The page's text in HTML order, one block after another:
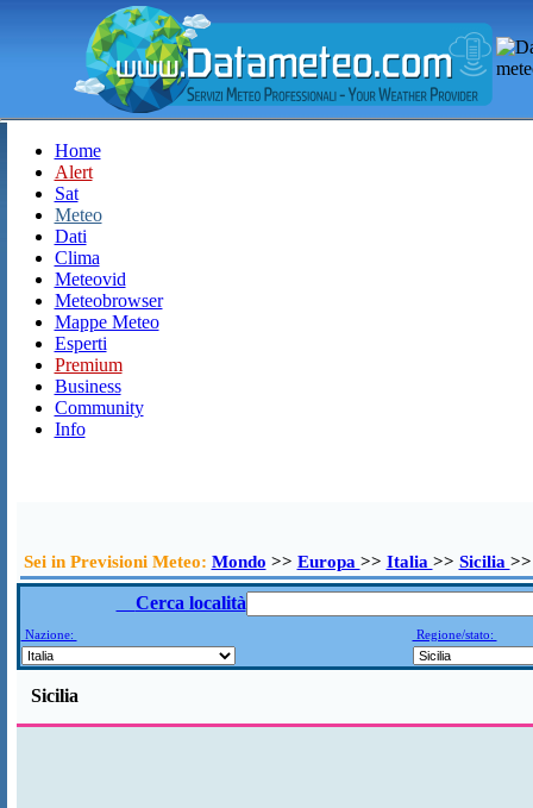
Home
Alert
Sat
Meteo
Dati
Clima
Meteovid
Meteobrowser
Mappe Meteo
Esperti
Premium
Business
Community
Info
Sei in Previsioni Meteo: Mondo >> Europa >> Italia >> Sicilia
Cerca località
Nazione: Regione/stato:
Sicilia